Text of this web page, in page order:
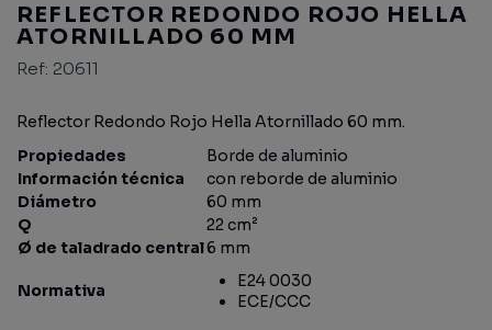
REFLECTOR REDONDO ROJO HELLA
ATORNILLADO 60 MM
Ref: 20611
Reflector Redondo Rojo Hella Atornillado 60 mm.
Propiedades
Borde de aluminio
Información técnica
con reborde de aluminio
Diámetro
60 mm
Q
22 cm²
Ø de taladrado central6 mm
Normativa
E24 0030
ECE/CCC